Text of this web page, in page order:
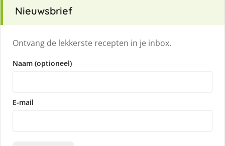
Nieuwsbrief
Ontvang de lekkerste recepten in je inbox.
Naam (optioneel)
E-mail